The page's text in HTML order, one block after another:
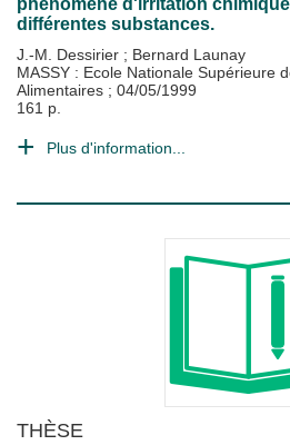
phénomène d'irritation
différentes substances.
J.-M. Dessirier ; Bernard Launay
MASSY : Ecole Nationale Supérieure
Alimentaires ; 04/05/1999
161 p.
Plus d'information...
THÈSE